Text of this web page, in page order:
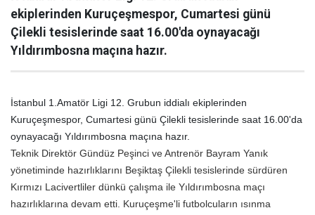
ekiplerinden Kuruçeşmespor, Cumartesi günü
Çilekli tesislerinde saat 16.00'da oynayacağı
Yıldırımbosna maçına hazır.
İstanbul 1.Amatör Ligi 12. Grubun iddialı ekiplerinden
Kuruçeşmespor, Cumartesi günü Çilekli tesislerinde saat 16.00'da
oynayacağı Yıldırımbosna maçına hazır.
Teknik Direktör Gündüz Peşinci ve Antrenör Bayram Yanık
yönetiminde hazırlıklarını Beşiktaş Çilekli tesislerinde sürdüren
Kırmızı Lacivertliler dünkü çalışma ile Yıldırımbosna maçı
hazırlıklarına devam etti. Kuruçeşme'li futbolcuların ısınma